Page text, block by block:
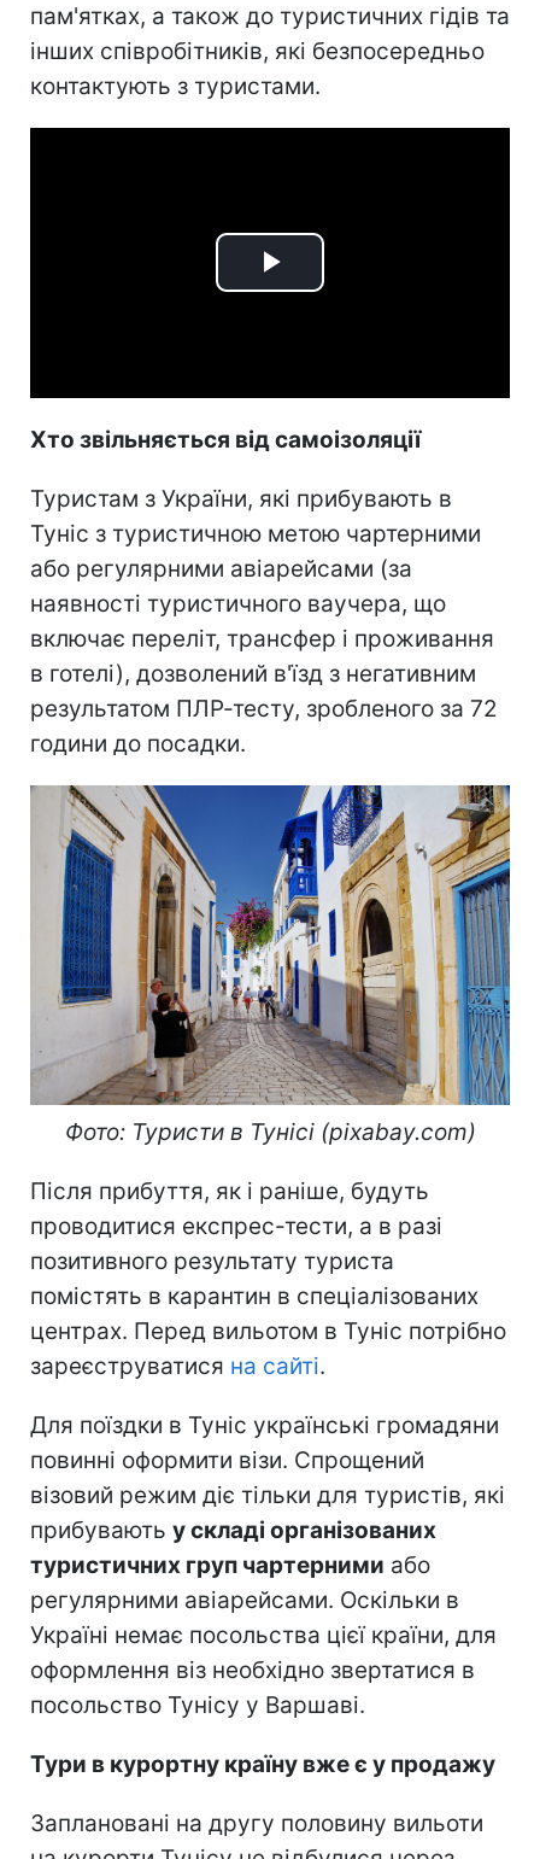
пам'ятках, а також до туристичних гідів та
інших співробітників, які безпосередньо
контактують з туристами.
Play
Хто звільняється від самоізоляції
Туристам з України, які прибувають в
Туніс з туристичною метою чартерними
або регулярними авіарейсами (за
наявності туристичного ваучера, що
включає переліт, трансфер і проживання
в готелі), дозволений в'їзд з негативним
результатом ПЛР-тесту, зробленого за 72
години до посадки.
Фото: Туристи в Тунісі (pixabay.com)
Після прибуття, як і раніше, будуть
проводитися експрес-тести, а в разі
позитивного результату туриста
помістять в карантин в спеціалізованих
центрах. Перед вильотом в Туніс потрібно
зареєструватися на сайті.
Для поїздки в Туніс українські громадяни
повинні оформити візи. Спрощений
візовий режим діє тільки для туристів, які
прибувають у складі організованих
туристичних груп чартерними або
регулярними авіарейсами. Оскільки в
Україні немає посольства цієї країни, для
оформлення віз необхідно звертатися в
посольство Тунісу у Варшаві.
Тури в курортну країну вже є у продажу
Заплановані на другу половину вильоти